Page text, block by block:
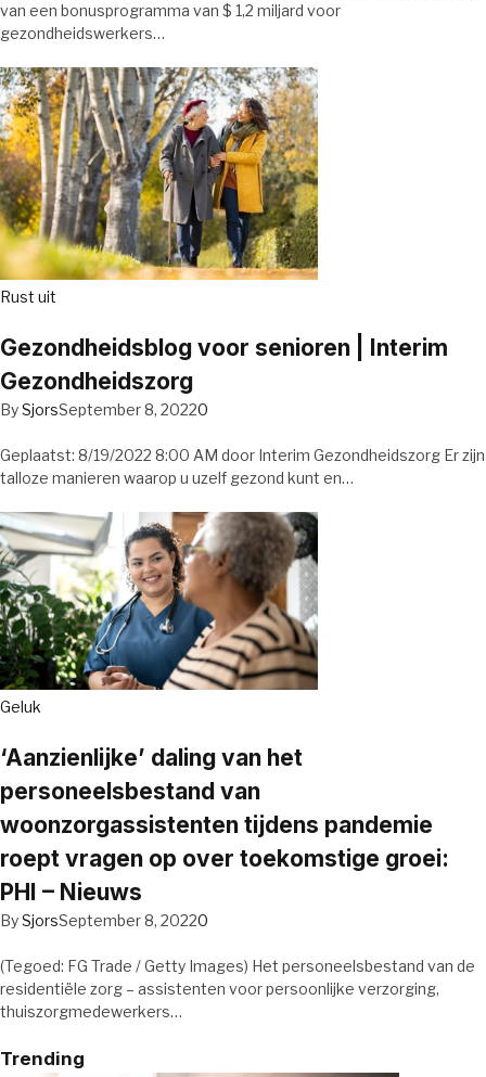
van een bonusprogramma van $ 1,2 miljard voor
gezondheidswerkers…
Rust uit
Gezondheidsblog voor senioren | Interim
Gezondheidszorg
BySjorsSeptember 8, 20220
Geplaatst: 8/19/2022 8:00 AM door Interim Gezondheidszorg Er zijn
talloze manieren waarop u uzelf gezond kunt en…
Geluk
‘Aanzienlijke’ daling van het
personeelsbestand van
woonzorgassistenten tijdens pandemie
roept vragen op over toekomstige groei:
PHI – Nieuws
BySjorsSeptember 8, 20220
(Tegoed: FG Trade / Getty Images) Het personeelsbestand van de
residentiële zorg – assistenten voor persoonlijke verzorging,
thuiszorgmedewerkers…
Trending